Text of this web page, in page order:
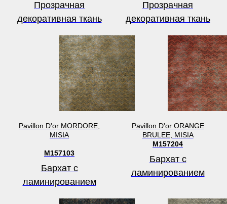
Прозрачная
декоративная ткань
Прозрачная
декоративная ткань
Pavillon D'or MORDORE,
MISIA
M157103
Бархат с
ламинированием
Pavillon D'or ORANGE
BRULEE, MISIA
M157204
Бархат с
ламинированием